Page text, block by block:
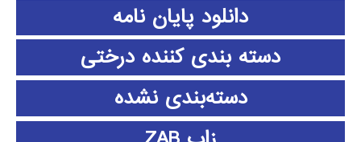
دانلود پايان نامه
دسته بندی کننده درختی
دسته‌بندی نشده